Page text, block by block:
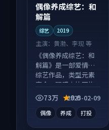
偶像养成综艺：和
解篇
综艺 2019
主演： 黄渤、李现 等
《偶像养成综艺：和
解篇》是一部爱情向
综艺作品，类型元素
齐全，观感爽快不拖
沓。73万 9.0
2025-02-09
偶像 养成 打投